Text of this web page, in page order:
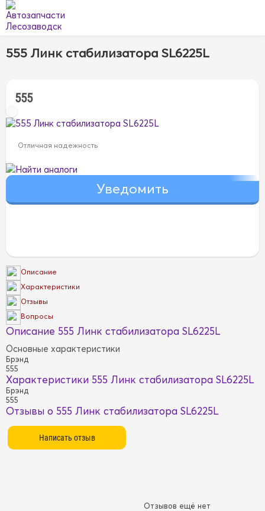
555 Линк стабилизатора SL6225L
555
Отличная надежность
Найти аналоги
Описание
Характеристики
Отзывы
Вопросы
Описание 555 Линк стабилизатора SL6225L
Основные характеристики
Брэнд
555
Характеристики 555 Линк стабилизатора SL6225L
Брэнд
555
Отзывы о 555 Линк стабилизатора SL6225L
Отзывов ещё нет